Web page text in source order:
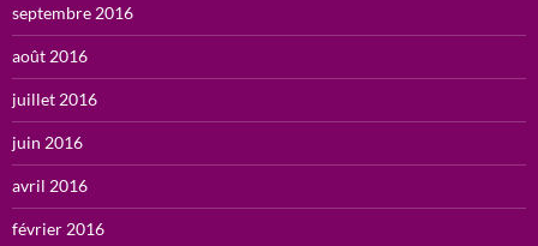
septembre 2016
août 2016
juillet 2016
juin 2016
avril 2016
février 2016